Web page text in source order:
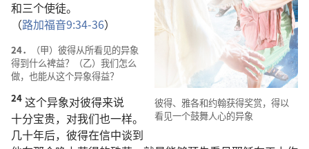
彼得、 雅各和约翰获得奖赏， 得以
看见一个鼓舞人心的异象
和三个使徒。
（路加福音9:34-36）
24． （甲） 彼得从所看见的异象
得到什么裨益？（乙） 我们怎么
做， 也能从这个异象得益？
24 这个异象对彼得来说
十分宝贵， 对我们也一样。
几十年后， 彼得在信中谈到